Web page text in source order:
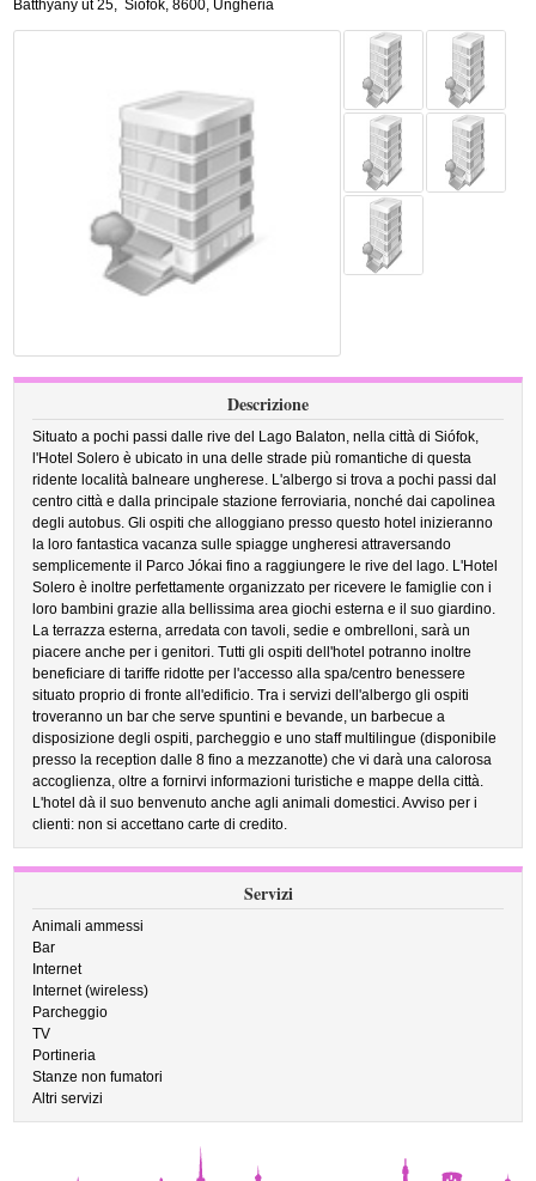
Batthyány út 25, Siofok,8600, Ungheria
Descrizione
Situato a pochi passi dalle rive del Lago Balaton, nella città di Siófok,
l'Hotel Solero è ubicato in una delle strade più romantiche di questa
ridente località balneare ungherese. L'albergo si trova a pochi passi dal
centro città e dalla principale stazione ferroviaria, nonché dai capolinea
degli autobus. Gli ospiti che alloggiano presso questo hotel inizieranno
la loro fantastica vacanza sulle spiagge ungheresi attraversando
semplicemente il Parco Jókai fino a raggiungere le rive del lago. L'Hotel
Solero è inoltre perfettamente organizzato per ricevere le famiglie con i
loro bambini grazie alla bellissima area giochi esterna e il suo giardino.
La terrazza esterna, arredata con tavoli, sedie e ombrelloni, sarà un
piacere anche per i genitori. Tutti gli ospiti dell'hotel potranno inoltre
beneficiare di tariffe ridotte per l'accesso alla spa/centro benessere
situato proprio di fronte all'edificio. Tra i servizi dell'albergo gli ospiti
troveranno un bar che serve spuntini e bevande, un barbecue a
disposizione degli ospiti, parcheggio e uno staff multilingue (disponibile
presso la reception dalle 8 fino a mezzanotte) che vi darà una calorosa
accoglienza, oltre a fornirvi informazioni turistiche e mappe della città.
L'hotel dà il suo benvenuto anche agli animali domestici. Avviso per i
clienti: non si accettano carte di credito.
Servizi
Animali ammessi
Bar
Internet
Internet (wireless)
Parcheggio
TV
Portineria
Stanze non fumatori
Altri servizi